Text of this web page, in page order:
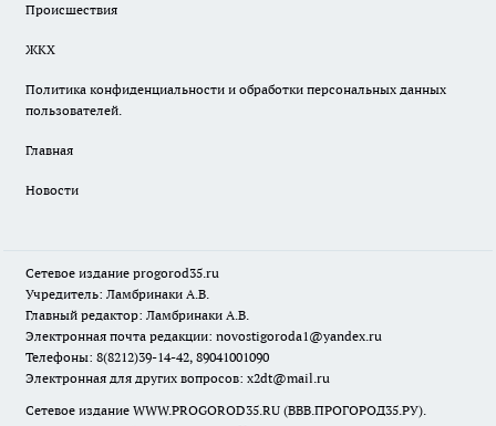
Происшествия
ЖКХ
Политика конфиденциальности и обработки персональных данных
пользователей.
Главная
Новости
Сетевое издание progorod35.ru
Учредитель: Ламбринаки А.В.
Главный редактор: Ламбринаки А.В.
Электронная почта редакции: novostigoroda1@yandex.ru
Телефоны: 8(8212)39-14-42, 89041001090
Электронная для других вопросов: x2dt@mail.ru
Сетевое издание WWW.PROGOROD35.RU (ВВВ.ПРОГОРОД35.РУ).